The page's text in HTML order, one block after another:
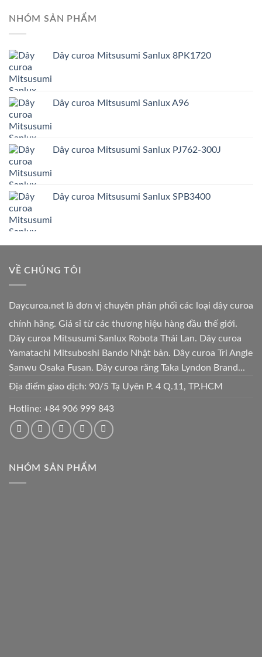
NHÓM SẢN PHẨM
Dây curoa Mitsusumi Sanlux 8PK1720
Dây curoa Mitsusumi Sanlux A96
Dây curoa Mitsusumi Sanlux PJ762-300J
Dây curoa Mitsusumi Sanlux SPB3400
VỀ CHÚNG TÔI
Daycuroa.net là đơn vị chuyên phân phối các loại dây curoa
chính hãng. Giá sỉ từ các thương hiệu hàng đầu thế giới.
Dây curoa Mitsusumi Sanlux Robota Thái Lan. Dây curoa
Yamatachi Mitsuboshi Bando Nhật bản. Dây curoa Tri Angle
Sanwu Osaka Fusan. Dây curoa răng Taka Lyndon Brand...
Địa điểm giao dịch: 90/5 Tạ Uyên P. 4 Q.11, TP.HCM
Hotline: +84 906 999 843
NHÓM SẢN PHẨM